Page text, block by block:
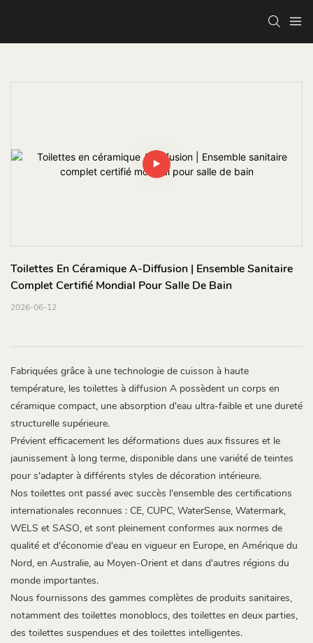
Toilettes En Céramique A-Diffusion | Ensemble Sanitaire
Complet Certifié Mondial Pour Salle De Bain
2026-06-12
Fabriquées grâce à une technologie de cuisson à haute
température, les toilettes à diffusion A possèdent un corps en
céramique compact, une absorption d'eau ultra-faible et une dureté
structurelle supérieure.
Prévient efficacement les déformations dues aux fissures et le
jaunissement à long terme, disponible dans une variété de teintes
pour s'adapter à différents styles de décoration intérieure.
Nos toilettes ont passé avec succès l'ensemble des certifications
internationales reconnues : CE, CUPC, WaterSense, Watermark,
WELS et SASO, et sont pleinement conformes aux normes de
qualité et d'économie d'eau en vigueur en Europe, en Amérique du
Nord, en Australie, au Moyen-Orient et dans d'autres régions du
monde importantes.
Nous fournissons des gammes complètes de produits sanitaires,
notamment des toilettes monoblocs, des toilettes en deux parties,
des toilettes suspendues et des toilettes intelligentes.